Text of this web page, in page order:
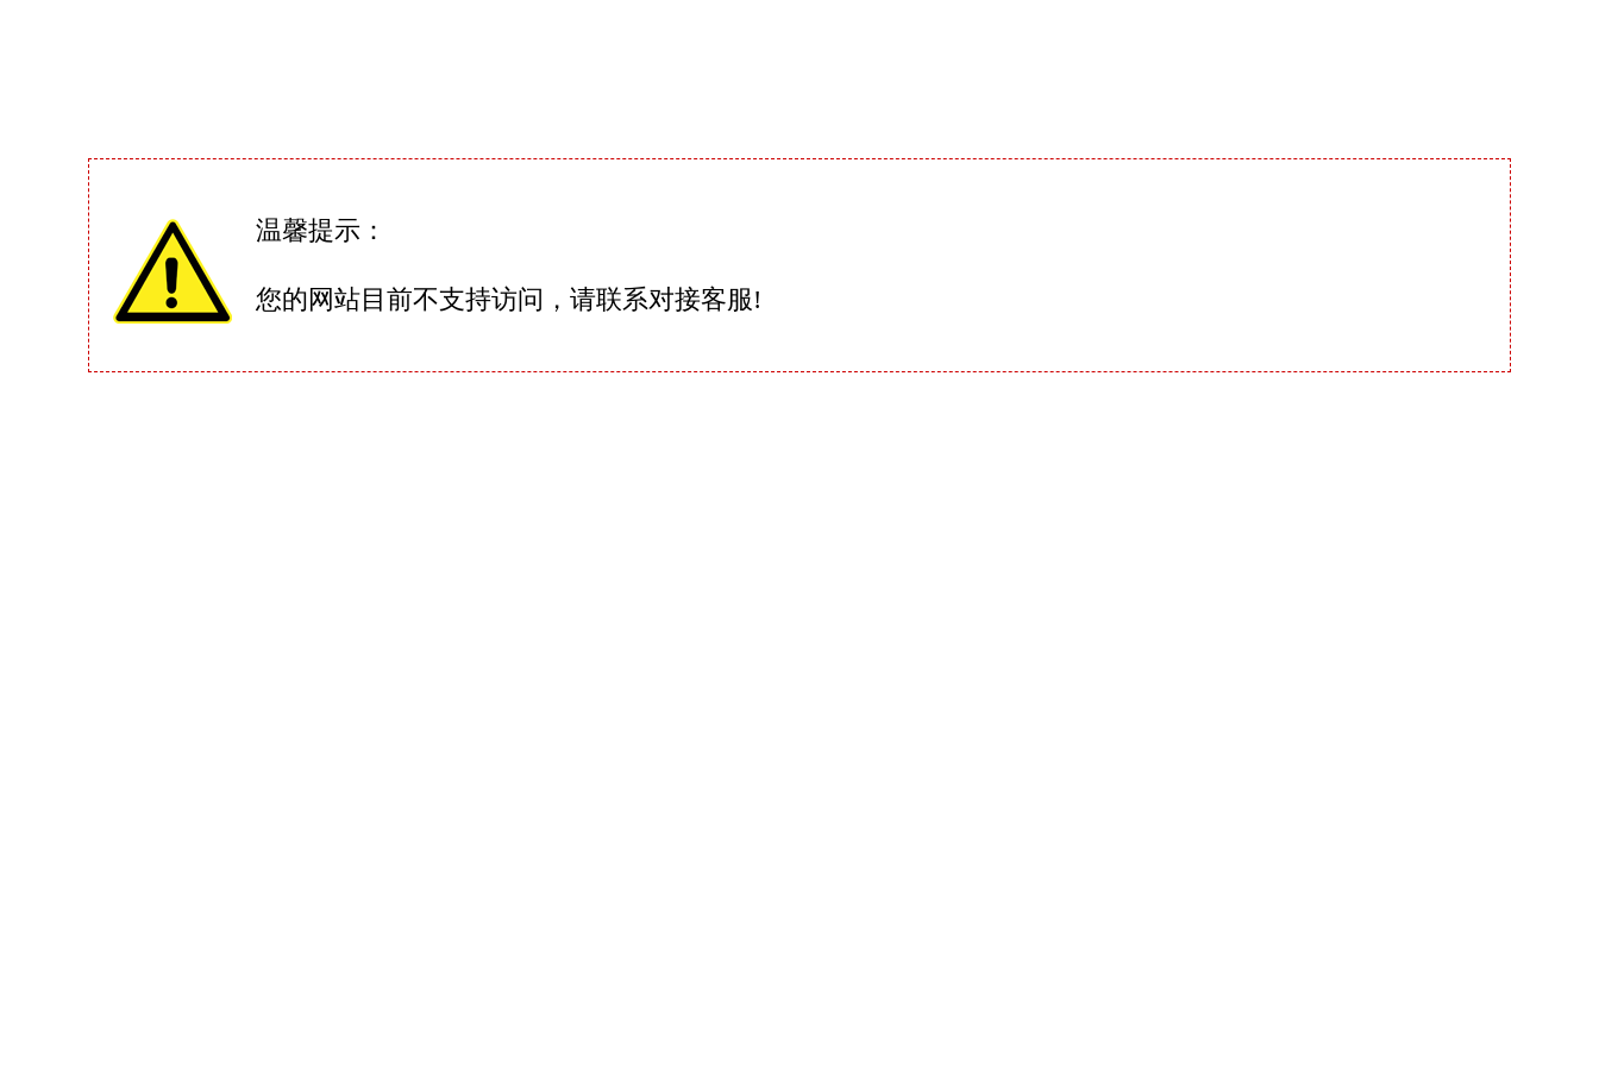
温馨提示：
您的网站目前不支持访问，请联系对接客服!